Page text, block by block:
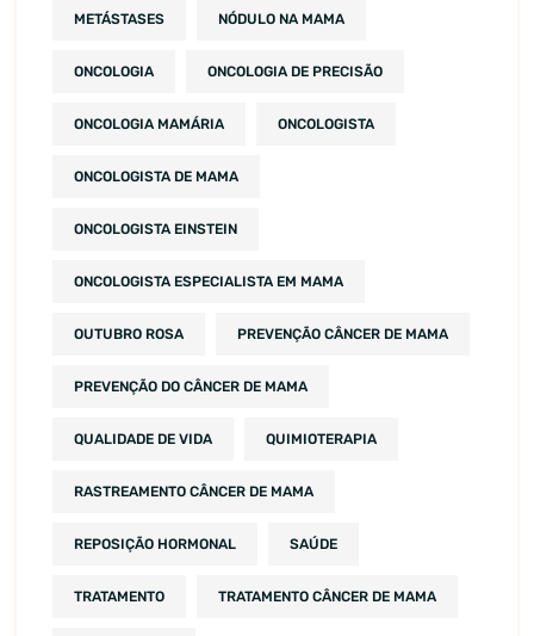
METÁSTASES NÓDULO NA MAMA
ONCOLOGIA ONCOLOGIA DE PRECISÃO
ONCOLOGIA MAMÁRIA ONCOLOGISTA
ONCOLOGISTA DE MAMA
ONCOLOGISTA EINSTEIN
ONCOLOGISTA ESPECIALISTA EM MAMA
OUTUBRO ROSA PREVENÇÃO CÂNCER DE MAMA
PREVENÇÃO DO CÂNCER DE MAMA
QUALIDADE DE VIDA QUIMIOTERAPIA
RASTREAMENTO CÂNCER DE MAMA
REPOSIÇÃO HORMONAL SAÚDE
TRATAMENTO TRATAMENTO CÂNCER DE MAMA